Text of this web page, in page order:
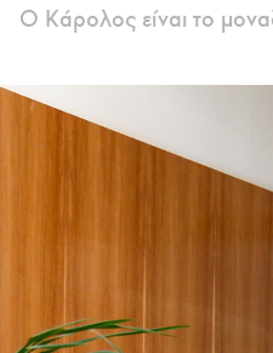
Ο Κάρολος είναι το